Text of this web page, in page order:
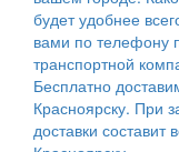
будет удобнее
вами по телефону
транспортной
Бесплатно
Красноярску. При
доставки составит